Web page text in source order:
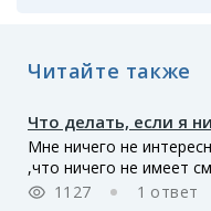
Читайте также
Что делать, если я
Мне ничего не
,что ничего не имеет
1127
1 ответ